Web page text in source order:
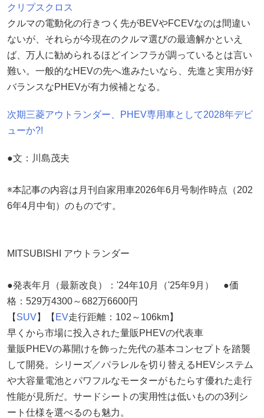
クリプスクロス
クルマの電動化の行きつく先がBEVやFCEVなのは間違い
ないが、それらが今現在のクルマ選びの最適解かといえ
ば、万人に勧められるほどインフラが調っているとは言い
難い。一般的なHEVの先へ進みたいなら、先進と実用が好
バランスなPHEVが有力候補となる。
次期三菱アウトランダー、PHEV専用車として2028年デビ
ューか?!
●文：川島茂夫
※本記事の内容は月刊自家用車2026年6月号制作時点（202
6年4月中旬）のものです。
MITSUBISHI アウトランダー
●発表年月（最新改良）：'24年10月（'25年9月） ●価
格：529万4300～682万6600円
【 SUV】【 EV走行距離：102～106km】
早くから市場に投入された量販PHEVの代表車
量販PHEVの幕開けを飾った先代の基本コンセプトを踏襲
して開発。シリーズ／パラレルを切り替えるHEVシステム
や大容量電池とパワフルなモーターがもたらす優れた走行
性能が見所だ。サードシートの実用性は低いものの3列シ
ート仕様を選べるのも魅力。